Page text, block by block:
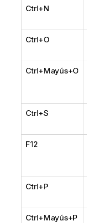
Ctrl+N
Ctrl+O
Ctrl+Mayús+O
Ctrl+S
F12
Ctrl+P
Ctrl+Mayús+P